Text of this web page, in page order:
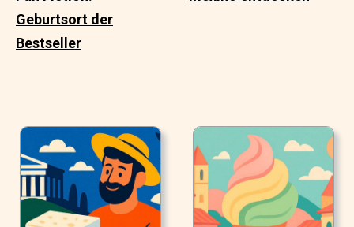
Geburtsort der
Bestseller